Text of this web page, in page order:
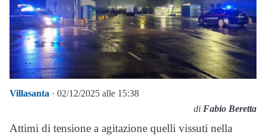
Villasanta · 02/12/2025 alle 15:38
di Fabio Beretta
Attimi di tensione a agitazione quelli vissuti nella